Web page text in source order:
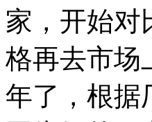
家，开始对
格再去市场
年了，根据